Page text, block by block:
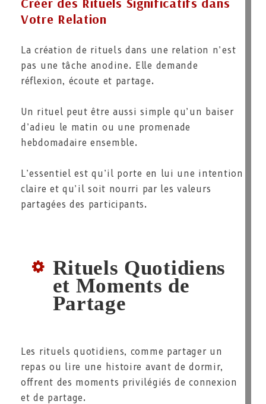
Votre Relation
La création de rituels dans une relation n’est
pas une tâche anodine. Elle demande
réflexion, écoute et partage.
Un rituel peut être aussi simple qu’un baiser
d’adieu le matin ou une promenade
hebdomadaire ensemble.
L’essentiel est qu’il porte en lui une intention
claire et qu’il soit nourri par les valeurs
partagées des participants.
Rituels Quotidiens
et Moments de
Partage
Les rituels quotidiens, comme partager un
repas ou lire une histoire avant de dormir,
offrent des moments privilégiés de connexion
et de partage.